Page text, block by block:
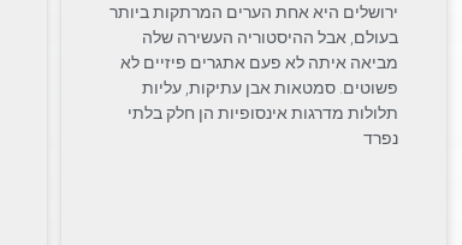
ירושלים היא אחת הערים המרתקות ביותר
בעולם, אבל ההיסטוריה העשירה שלה
מביאה איתה לא פעם אתגרים פיזיים לא
פשוטים. סמטאות אבן עתיקות, עליות
תלולות מדרגות אינסופיות הן חלק בלתי
נפרד